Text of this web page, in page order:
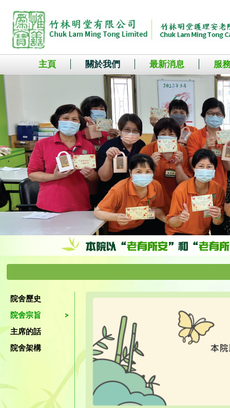
主頁 關於我們 最新消息 服
院舍歷史
院舍宗旨
主席的話
院舍架構